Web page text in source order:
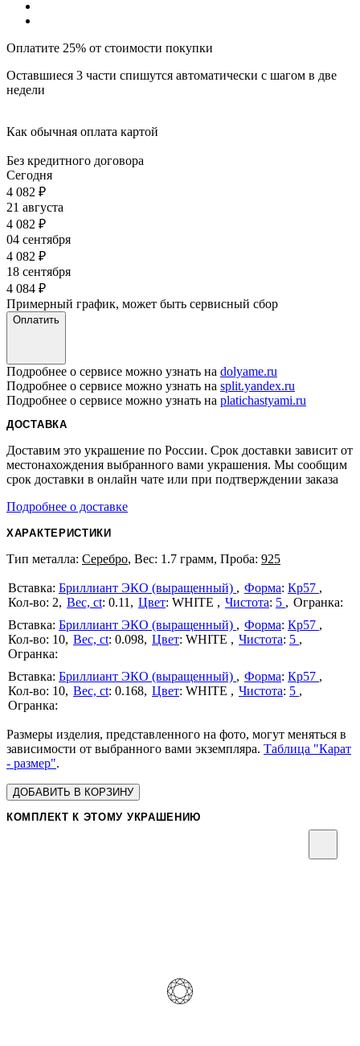
Оплатите 25% от стоимости покупки
Оставшиеся 3 части спишутся автоматически с шагом в две
недели
Как обычная оплата картой
Без кредитного договора
Сегодня
4 082 ₽
21 августа
4 082 ₽
04 сентября
4 082 ₽
18 сентября
4 084 ₽
Примерный график, может быть сервисный сбор
Оплатить
Подробнее о сервисе можно узнать на dolyame.ru
Подробнее о сервисе можно узнать на split.yandex.ru
Подробнее о сервисе можно узнать на platichastyami.ru
ДОСТАВКА
Доставим это украшение по России. Срок доставки зависит от
местонахождения выбранного вами украшения. Мы сообщим
срок доставки в онлайн чате или при подтверждении заказа
Подробнее о доставке
ХАРАКТЕРИСТИКИ
Тип металла: Серебро, Вес: 1.7 грамм, Проба: 925
Бриллиант ЭКО (выращенный) Форма: Кр57
2
Вес, ct: 0.11 Цвет: WHITE Чистота: 5
Бриллиант ЭКО (выращенный)
Форма: Кр57
10 Вес, ct: 0.098 Цвет: WHITE Чистота: 5
Бриллиант ЭКО (выращенный) Форма: Кр57
10 Вес, ct: 0.168 Цвет: WHITE Чистота: 5
Размеры изделия, представленного на фото, могут меняться в
зависимости от выбранного вами экземпляра. Таблица "Карат
- размер".
ДОБАВИТЬ В КОРЗИНУ
КОМПЛЕКТ К ЭТОМУ УКРАШЕНИЮ